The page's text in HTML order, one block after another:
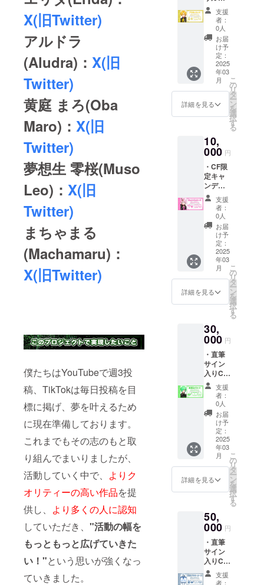
X(旧Twitter)
アルドラ
(Aludra)： X(旧
Twitter)
黄庭 まろ(Oba
Maro)： X(旧
Twitter)
夢想生 零桜(Muso
Leo)： X(旧
Twitter)
まちゃまる
(Machamaru)：
X(旧Twitter)
僕たちはYouTubeで週3投
稿、TikTokは毎日投稿を目
標に掲げ、夢を叶えるため
に現在準備しております。
これまでもその志のもと取
り組んでまいりましたが、
活動していく中で、 よりク
オリティーの高い作品を提
供し、 より多くの人に認知
していただき、 "活動の幅を
もっともっと広げていきた
い！"という思いが強くなっ
ていきました。
させて
いただ
きま
す。 ※
印刷代
はご自
身での
ご負担
となり
ます。
（セブ
ファミ
リー
ト） ※
お呼び
するお
名前
（ニッ
クネー
ム可）
を備考
欄に必
ずご記
載くだ
さい。
俗に反
するお
た場
合、ま
たは記
載がな
かった
場合
は、お
呼びし
ない可
能性が
ござい
ます。
ました
ら備考
欄にご
記載く
ださ
い。
ネット
プリン
トダウ
ンロー
ド用QR
URLは
メール
送り致
しま
す。
グッズ
に関し
まして
は『ク
ロネコ
ヤマト
匿名配
送』を
利用し
ての配
送とさ
※記載が
なかっ
た場合
はラン
ダムと
させて
いただ
きま
す。 ※
印刷代
はご自
身での
ご負担
となり
ます。
ンイレ
ブンま
リー
マー
ト） ※
お呼び
するお
名前
（ニッ
キーホ
ルダー
(1種類)
・CF限
定缶
バッジ
(1種類)
・支援
者あり
がとう
ボイス
(10秒程
プリン
ト(1種
類) ネッ
トプリ
ント及
びボイ
ス、各
グッズ
のメン
バーの
希望が
ござい
ました
ら備考
欄にご
記載く
ださ
トダウ
ンロー
コード
及びボ
イス
URLは
メール
にてお
送り致
しま
す。
グッズ
に関し
まして
は『ク
ロネコ
利用し
ての配
送とさ
せてい
ただき
ます。
※記載が
支援
者：
0人
お届
け予
定：
2025
年03
月
詳細を見る
こ
の
リ
タ
ー
ン
を
選
択
す
る
10,
000 円
・CF限
定キャ
ンディ
アクリ
ルキー
ホル
ダー(1
種類) ・
CF限定
缶バッ
ジ(1種
類) ・支
援者あ
りがと
うボイ
ネット
プリン
ト(1種
類) ネッ
トプリ
ント及
びボイ
ス、各
グッズ
のメン
バーの
希望が
ござい
ました
ら備考
欄にご
記載く
プリン
トダウ
ド用QR
コード
及びボ
イス
URLは
支援
者：
0人
お届
け予
定：
2025
年03
月
詳細を見る
こ
の
リ
タ
ー
ン
を
選
択
す
る
30,
000 円
・直筆
サイン
入りCF
限定缶
バッジ
(1種類)
・支援
者あり
がとう
ボイス
(10秒程
度) ・
ネット
プリン
ト(1種
ント及
びボイ
ス、缶
バッジ
のメン
バーの
希望が
ござい
支援
者：
0人
お届
け予
定：
2025
年03
月
詳細を見る
こ
の
リ
タ
ー
ン
を
選
択
す
る
50,
000 円
・直筆
サイン
入りCF
限定ア
クキー
支援
者：